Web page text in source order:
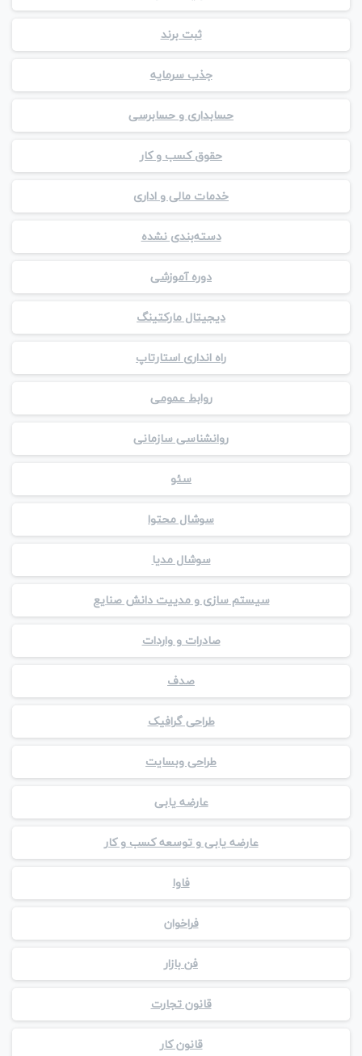
ثبت برند
جذب سرمایه
حسابداری و حسابرسی
حقوق کسب و کار
خدمات مالی و اداری
دسته‌بندی نشده
دوره آموزشی
دیجیتال مارکتینگ
راه انداری استارتاپ
روابط عمومی
روانشناسی سازمانی
سئو
سوشال محتوا
سوشال مدیا
سیستم سازی و مدییت دانش صنایع
صادرات و واردات
صدف
طراحی گرافیک
طراحی وبسایت
عارضه یابی
عارضه یابی و توسعه کسب و کار
فاوا
فراخوان
فن بازار
قانون تجارت
قانون کار